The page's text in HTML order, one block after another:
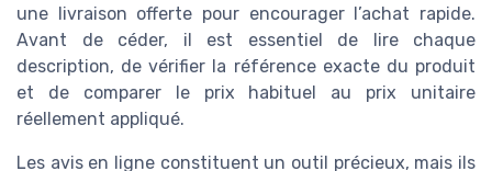
une livraison offerte pour encourager l’achat rapide.
Avant de céder, il est essentiel de lire chaque
description, de vérifier la référence exacte du produit
et de comparer le prix habituel au prix unitaire
réellement appliqué.
Les avis en ligne constituent un outil précieux, mais ils